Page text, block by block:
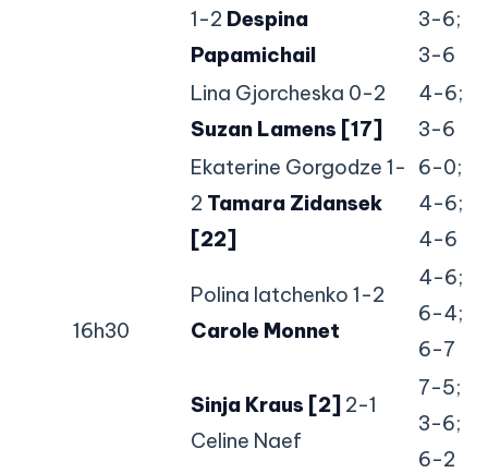
1-2 Despina
Papamichail
3-6;
3-6
16h30
Lina Gjorcheska 0-2
Suzan Lamens [17]
4-6;
3-6
Ekaterine Gorgodze 1-
2 Tamara Zidansek
[22]
6-0;
4-6;
4-6
Polina Iatchenko 1-2
Carole Monnet
4-6;
6-4;
6-7
Sinja Kraus [2] 2-1
Celine Naef
7-5;
3-6;
6-2